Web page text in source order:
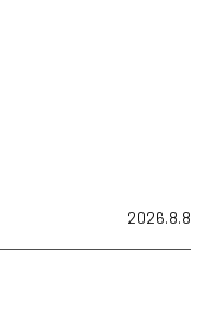
2026.8.8